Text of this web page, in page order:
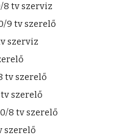
8 tv szerviz
9 tv szerelő
szerviz
tv szerelő
szerelő
8 tv szerelő
szerelő